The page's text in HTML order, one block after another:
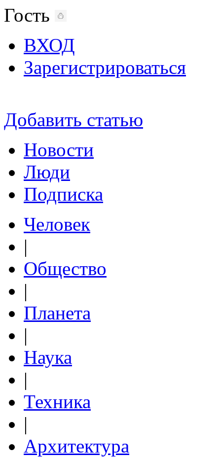
Гость
ВХОД
Зарегистрироваться
Добавить статью
Новости
Люди
Подписка
Человек
|
Общество
|
Планета
|
Наука
|
Техника
|
Архитектура